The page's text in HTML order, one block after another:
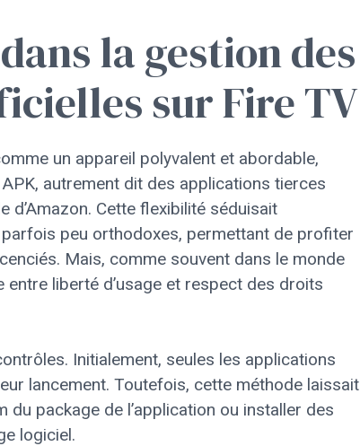
la gestion des
sur Fire TV
un appareil polyvalent et abordable,
autrement dit des applications tierces
Cette flexibilité séduisait
peu orthodoxes, permettant de profiter
Mais, comme souvent dans le monde
liberté d’usage et respect des droits
Initialement, seules les applications
lancement. Toutefois, cette méthode laissait
package de l’application ou installer des
logiciel.